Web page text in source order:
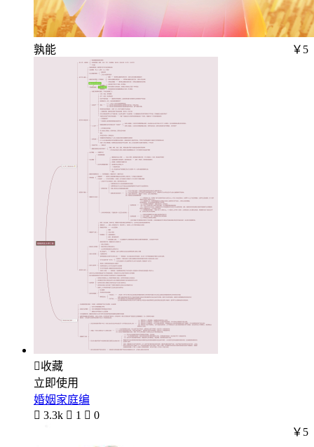
孰能 ￥5
收藏
立即使用
婚姻家庭编
 3.3k  1  0
￥5